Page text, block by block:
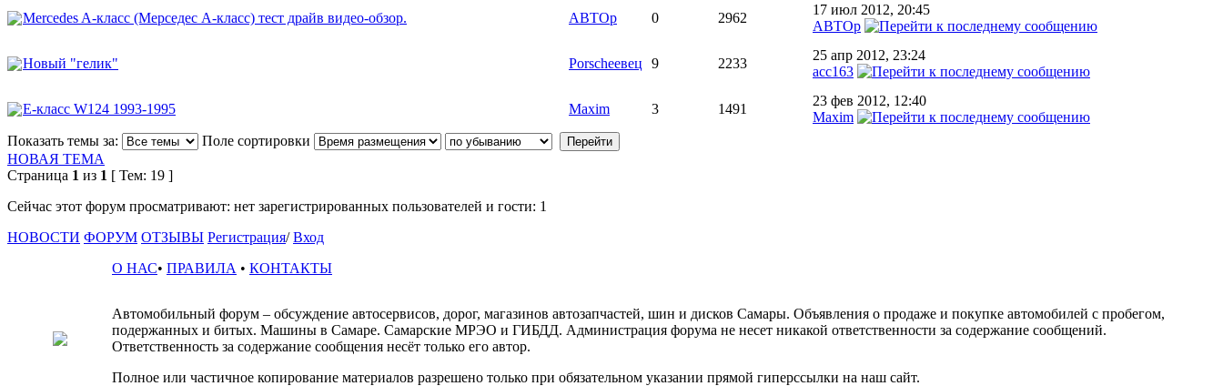
Mercedes A-класс (Мерседес А-класс) тест драйв видео-обзор. АВТОр 0 2962
17 июл 2012, 20:45
АВТОр
Новый "гелик" Porscheeвец 9 2233
25 апр 2012, 23:24
acc163
E-класс W124 1993-1995 Мaxim 3 1491
23 фев 2012, 12:40
Мaxim
Показать темы за:
Поле сортировки
НОВАЯ ТЕМА
Страница 1 из 1 [ Тем: 19 ]
Сейчас этот форум просматривают: нет зарегистрированных пользователей и гости: 1
НОВОСТИ ФОРУМ ОТЗЫВЫ Регистрация/ Вход
О НАС• ПРАВИЛА • КОНТАКТЫ
Автомобильный форум – обсуждение автосервисов, дорог, магазинов автозапчастей, шин и дисков Самары. Объявления о продаже и покупке автомобилей с пробегом,
подержанных и битых. Машины в Самаре. Самарские МРЭО и ГИБДД. Администрация форума не несет никакой ответственности за содержание сообщений.
Ответственность за содержание сообщения несёт только его автор.
Полное или частичное копирование материалов разрешено только при обязательном указании прямой гиперссылки на наш сайт.